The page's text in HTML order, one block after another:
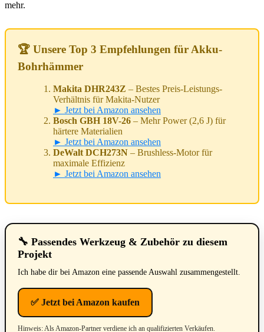
mehr.
🏆 Unsere Top 3 Empfehlungen für Akku-
Bohrhämmer
Makita DHR243Z – Bestes Preis-Leistungs-
Verhältnis für Makita-Nutzer
► Jetzt bei Amazon ansehen
Bosch GBH 18V-26 – Mehr Power (2,6 J) für
härtere Materialien
► Jetzt bei Amazon ansehen
DeWalt DCH273N – Brushless-Motor für
maximale Effizienz
► Jetzt bei Amazon ansehen
🔧 Passendes Werkzeug & Zubehör zu diesem
Projekt
Ich habe dir bei Amazon eine passende Auswahl zusammengestellt.
✅ Jetzt bei Amazon kaufen
Hinweis: Als Amazon-Partner verdiene ich an qualifizierten Verkäufen.